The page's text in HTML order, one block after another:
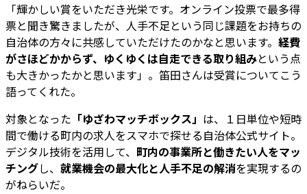
「輝かしい賞をいただき光栄です。オンライン投票で最多得
票と聞き驚きましたが、人手不足という同じ課題をお持ちの
自治体の方々に共感していただけたのかなと思います。 経費
がさほどかからず、ゆくゆくは自走できる取り組みという点
も大きかったかと思います」。笛田さんは受賞についてこう
語ってくれた。
対象となった 「ゆざわマッチボックス」 は、１日単位や短時
間で働ける町内の求人をスマホで探せる自治体公式サイト。
デジタル技術を活用して、 町内の事業所と働きたい人をマッ
チングし、 就業機会の最大化と人手不足の解消を実現するの
がねらいだ。